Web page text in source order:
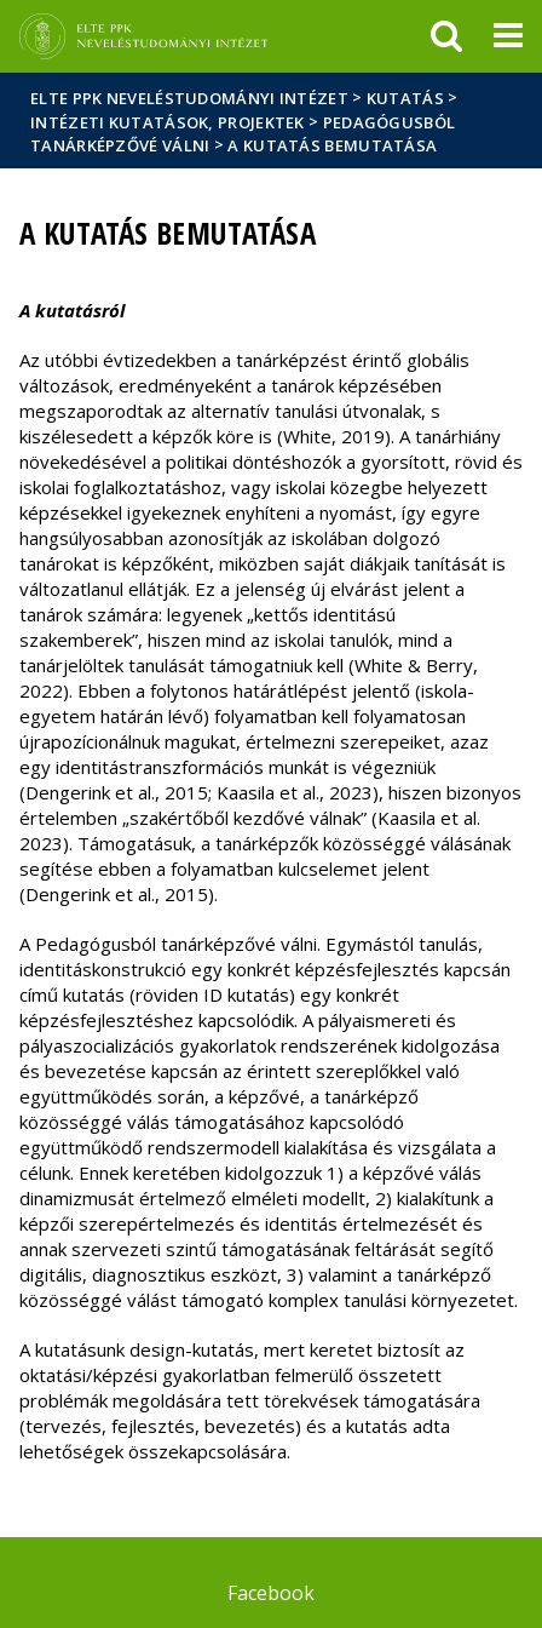
sajtóban
ELTE PPK NEVELÉSTUDOMÁNYI INTÉZET > KUTATÁS >
INTÉZETI KUTATÁSOK, PROJEKTEK > PEDAGÓGUSBÓL
TANÁRKÉPZŐVÉ VÁLNI >A KUTATÁS BEMUTATÁSA
A KUTATÁS BEMUTATÁSA
A kutatásról
Az utóbbi évtizedekben a tanárképzést érintő globális
változások, eredményeként a tanárok képzésében
megszaporodtak az alternatív tanulási útvonalak, s
kiszélesedett a képzők köre is (White, 2019). A tanárhiány
növekedésével a politikai döntéshozók a gyorsított, rövid és
iskolai foglalkoztatáshoz, vagy iskolai közegbe helyezett
képzésekkel igyekeznek enyhíteni a nyomást, így egyre
hangsúlyosabban azonosítják az iskolában dolgozó
tanárokat is képzőként, miközben saját diákjaik tanítását is
változatlanul ellátják. Ez a jelenség új elvárást jelent a
tanárok számára: legyenek „kettős identitású
szakemberek”, hiszen mind az iskolai tanulók, mind a
tanárjelöltek tanulását támogatniuk kell (White & Berry,
2022). Ebben a folytonos határátlépést jelentő (iskola-
egyetem határán lévő) folyamatban kell folyamatosan
újrapozícionálnuk magukat, értelmezni szerepeiket, azaz
egy identitástranszformációs munkát is végezniük
(Dengerink et al., 2015; Kaasila et al., 2023), hiszen bizonyos
értelemben „szakértőből kezdővé válnak” (Kaasila et al.
2023). Támogatásuk, a tanárképzők közösséggé válásának
segítése ebben a folyamatban kulcselemet jelent
(Dengerink et al., 2015).
A Pedagógusból tanárképzővé válni. Egymástól tanulás,
identitáskonstrukció egy konkrét képzésfejlesztés kapcsán
című kutatás (röviden ID kutatás) egy konkrét
képzésfejlesztéshez kapcsolódik. A pályaismereti és
pályaszocializációs gyakorlatok rendszerének kidolgozása
és bevezetése kapcsán az érintett szereplőkkel való
együttműködés során, a képzővé, a tanárképző
közösséggé válás támogatásához kapcsolódó
együttműködő rendszermodell kialakítása és vizsgálata a
célunk. Ennek keretében kidolgozzuk 1) a képzővé válás
dinamizmusát értelmező elméleti modellt, 2) kialakítunk a
képzői szerepértelmezés és identitás értelmezését és
annak szervezeti szintű támogatásának feltárását segítő
digitális, diagnosztikus eszközt, 3) valamint a tanárképző
közösséggé válást támogató komplex tanulási környezetet.
A kutatásunk design-kutatás, mert keretet biztosít az
oktatási/képzési gyakorlatban felmerülő összetett
problémák megoldására tett törekvések támogatására
(tervezés, fejlesztés, bevezetés) és a kutatás adta
lehetőségek összekapcsolására.
Facebook